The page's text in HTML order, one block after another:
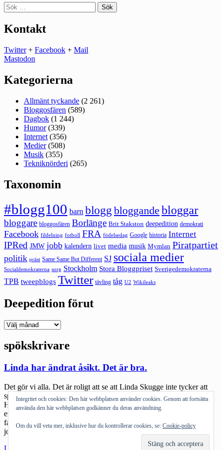
Sök
efter:
Kontakt
Twitter+ Facebook + Mail
Mastodon
Kategorierna
Allmänt tyckande (2 261)
Bloggosfären (589)
Dagbok (1 244)
Humor(339)
Internet (356)
Medier(508)
Musik (355)
Tekniknörderi (265)
Taxonomin
#blogg100 barn blogg bloggande bloggar
bloggare bloggosfären Borlänge Brit Stakston deepedition demokrati
Facebook fildelning fotboll FRA födelsedag Google historia Internet
IPRed JMW jobb kalendern livet media musik Mymlan Piratpartiet
politik präst Same Same But Different SJ sociala medier
Socialdemokraterna sorg Stockholm Stora Bloggpriset Sverigedemokraterna
TPB tweepblogs Twitter tävling tåg U2 Wikileaks
Deepedition förut
Deepedition
spökskrivare
Linda har ändrat åsikt. Det är bra.
Det gör vi alla. Det är roligt att se att Linda Skugge inte tycker att
spökskrivande är något problem 2010 i Newsmill. När Kjell
Häglund anklagade Pascalidou för spökskrivande valde Linda
en annan linje. Och gör en stor grej av det hela i en krönika som
fanns i Expressen. Det här tyckte hon 2005: Men om man måste
jobba […]
Läs mer
Integritet och cookies: Den här webbplatsen använder cookies. Genom att fortsätta
använda den här webbplatsen godkänner du deras användning.
Om du vill veta mer, inklusive hur du kontrollerar cookies, se: Cookie-policy